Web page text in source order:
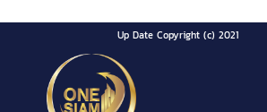
Up Date Copyright (c) 2021